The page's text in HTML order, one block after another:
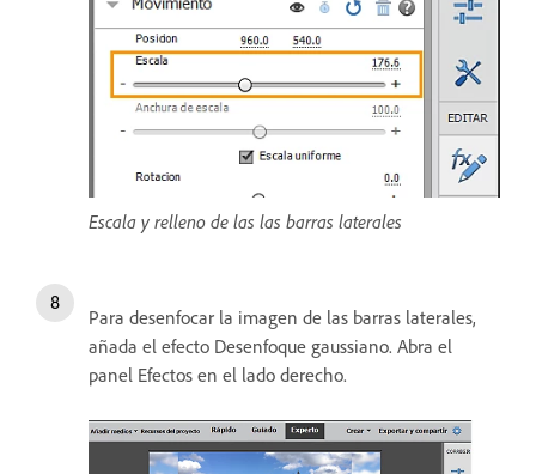
Escala y relleno de las las barras laterales
Para desenfocar la imagen de las barras laterales,
añada el efecto Desenfoque gaussiano. Abra el
panel Efectos en el lado derecho.